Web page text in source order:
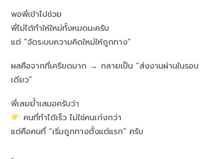
พอพี่เข้าไปช่วย
พี่ไม่ได้ทำให้ใหม่ทั้งหมดนะครับ
แต่ “จัดระบบความคิดใหม่ให้ถูกทาง”
ผลคือจากที่เครียดมาก → กลายเป็น “ส่งงานผ่านในรอบ
เดียว”
พี่เลยย้ำเสมอครับว่า
คนที่ทำได้เร็ว ไม่ใช่คนเก่งกว่า
แต่คือคนที่ “เริ่มถูกทางตั้งแต่แรก” ครับ